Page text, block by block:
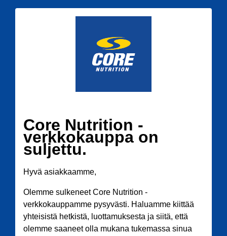
Core Nutrition -
verkkokauppa on
suljettu.
Hyvä asiakkaamme,
Olemme sulkeneet Core Nutrition -
verkkokauppamme pysyvästi. Haluamme kiittää
yhteisistä hetkistä, luottamuksesta ja siitä, että
olemme saaneet olla mukana tukemassa sinua